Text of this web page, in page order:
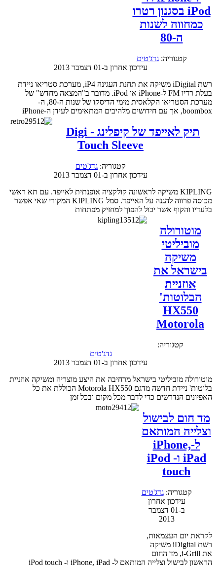
iPod בסגנון רטרו
כמחווה לשנות
ה-80
קטגוריה:גדג'טים
עידכון אחרון ב-01 דצמבר 2013
רשת iDigital משיקה את תחנת העגינה iP4, מערכת סטריאו ניידת
בעלת רדיו FM ל-iPhone או iPod. מדובר ב"המצאה מחדש" של
מערכת הסטריאו הקלאסית מימי הדיסקו של שנות ה-80, ה-
boombox, אך עם חידושים מלהיבים המתאימים לעידן ה-iPhone
תיק לאייפד של קיפלינג - Digi
Touch Sleeve
קטגוריה: גדג'טים
עידכון אחרון ב-01 דצמבר 2013
KIPLING משיקה לראשונה קולקציה אופנתית לאייפד. עם תא ראשי
מכוסה פרווה להגנה על האייפד. סמל KIPLING המקורי שאי אפשר
בלעדיו והקוף אשר יכול להפוך למחזיק מפתחות
מוטורולה
מוביליטי
משיקה
בישראל את
אוזניית
הבלוטות'
HX550
Motorola
קטגוריה:
גדג'טים
עידכון אחרון ב-01 דצמבר 2013
מוטורולה מוביליטי בישראל מרחיבה את היצע מוצריה ומשיקה אוזניית
בלוטות' ניידת חדשה מדגם Motorola HX550 הכוללת את כל
האפיונים הנדרשים כדי לדבר מכל מקום ובכל זמן
מד חום לבישול
וצלייה המותאם
ל-iPhone,
iPad ו- iPod
touch
קטגוריה:גדג'טים
עידכון אחרון
ב-01 דצמבר
2013
לקראת יום העצמאות,
רשת iDigital משיקה
את i-Grill, מד החום
הראשון לבישול וצלייה המותאם ל- iPhone, iPad ו- iPod touch